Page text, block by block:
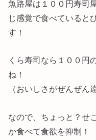
魚路屋は１００円寿司
じ感覚で食べていると
す！
くら寿司なら１００円
ね！
（おいしさがぜんぜん
なので、ちょっと？せ
か食べて食欲を抑制！